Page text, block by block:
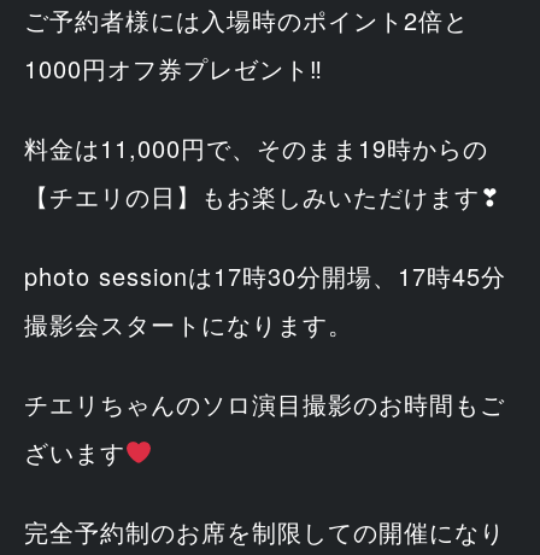
ご予約者様には入場時のポイント2倍と
1000円オフ券プレゼント‼
料金は11,000円で、そのまま19時からの
【チエリの日】もお楽しみいただけます❣
photo sessionは17時30分開場、17時45分
撮影会スタートになります。
チエリちゃんのソロ演目撮影のお時間もご
ざいます
完全予約制のお席を制限しての開催になり